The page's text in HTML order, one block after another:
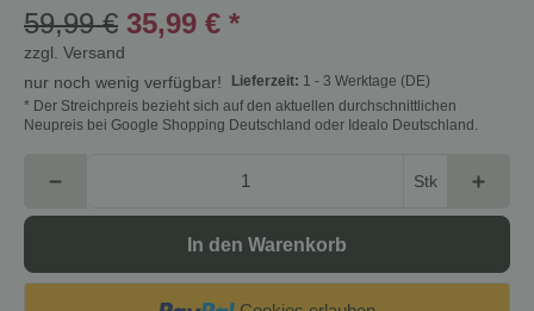
59,99 € 35,99 € *
zzgl. Versand
nur noch wenig verfügbar!
Lieferzeit: 1 - 3 Werktage (DE)
* Der Streichpreis bezieht sich auf den aktuellen durchschnittlichen
Neupreis bei Google Shopping Deutschland oder Idealo Deutschland.
Stk
In den Warenkorb